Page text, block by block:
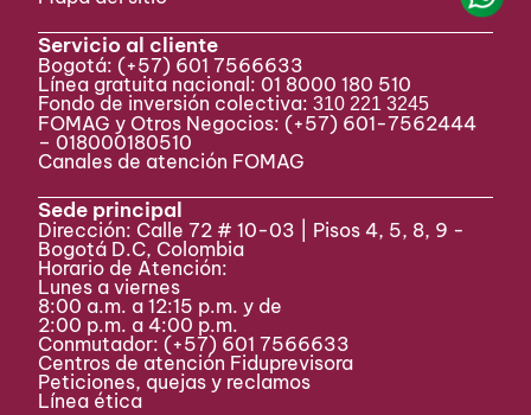
Servicio al cliente
Bogotá: (+57) 601 7566633
Línea gratuita nacional: 01 8000 180 510
Fondo de inversión colectiva:310 221 3245
FOMAG y Otros Negocios: (+57) 601-7562444
– 018000180510
Canales de atención FOMAG
Sede principal
Dirección: Calle 72 # 10-03 | Pisos 4, 5, 8, 9 -
Bogotá D.C, Colombia
Horario de Atención:
Lunes a viernes
8:00 a.m. a 12:15 p.m. y de
2:00 p.m. a 4:00 p.m.
Conmutador: (+57) 601 7566633
Centros de atención Fiduprevisora
Peticiones, quejas y reclamos
Línea ética